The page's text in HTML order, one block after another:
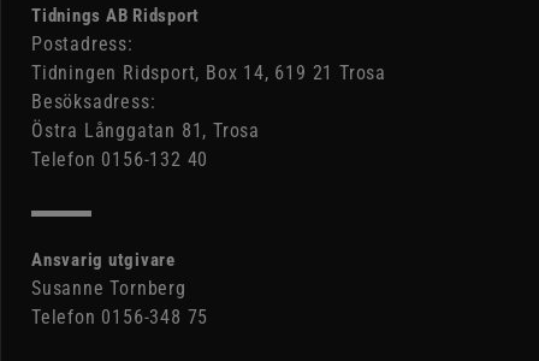
Tidnings AB Ridsport
Postadress:
Tidningen Ridsport, Box 14, 619 21 Trosa
Besöksadress:
Östra Långgatan 81, Trosa
Telefon 0156-132 40
Ansvarig utgivare
Susanne Tornberg
Telefon 0156-348 75